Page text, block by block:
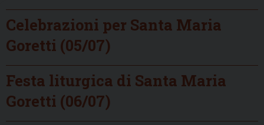
Celebrazioni per Santa Maria
Goretti (05/07)
Festa liturgica di Santa Maria
Goretti (06/07)